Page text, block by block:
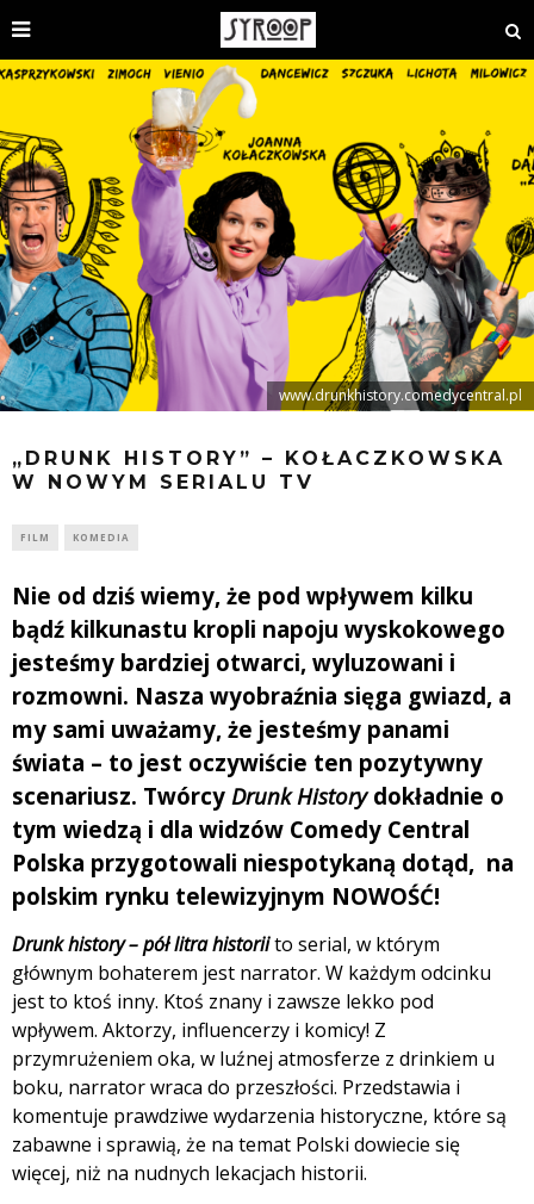
www.drunkhistory.comedycentral.pl
„DRUNK HISTORY” – KOŁACZKOWSKA
W NOWYM SERIALU TV
FILM KOMEDIA
Nie od dziś wiemy, że pod wpływem kilku
bądź kilkunastu kropli napoju wyskokowego
jesteśmy bardziej otwarci, wyluzowani i
rozmowni. Nasza wyobraźnia sięga gwiazd, a
my sami uważamy, że jesteśmy panami
świata – to jest oczywiście ten pozytywny
scenariusz. Twórcy Drunk Historydokładnie o
tym wiedzą i dla widzów Comedy Central
Polska przygotowali niespotykaną dotąd, na
polskim rynku telewizyjnym NOWOŚĆ!
Drunk history – pół litra historiito serial, w którym
głównym bohaterem jest narrator. W każdym odcinku
jest to ktoś inny. Ktoś znany i zawsze lekko pod
wpływem. Aktorzy, influencerzy i komicy! Z
przymrużeniem oka, w luźnej atmosferze z drinkiem u
boku, narrator wraca do przeszłości. Przedstawia i
komentuje prawdziwe wydarzenia historyczne, które są
zabawne i sprawią, że na temat Polski dowiecie się
więcej, niż na nudnych lekacjach historii.